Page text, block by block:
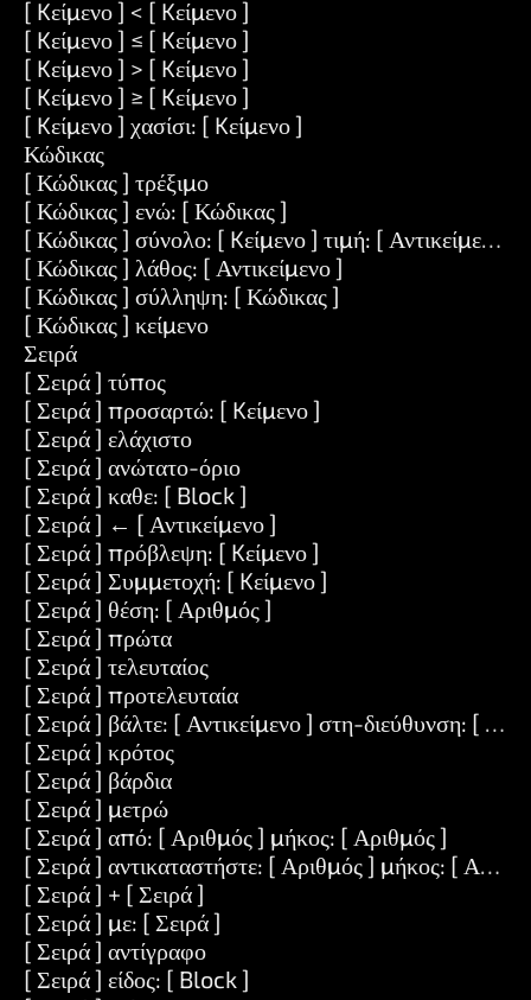
[ Kείμενο ] < [ Kείμενο ]
[ Kείμενο ] ≤ [ Kείμενο ]
[ Kείμενο ] > [ Kείμενο ]
[ Kείμενο ] ≥ [ Kείμενο ]
[ Kείμενο ] χασίσι: [ Kείμενο ]
Κώδικας
[ Κώδικας ] τρέξιμο
[ Κώδικας ] ενώ: [ Κώδικας ]
[ Κώδικας ] σύνολο: [ Kείμενο ] τιμή: [ Αντικείμενο ]
[ Κώδικας ] λάθος: [ Αντικείμενο ]
[ Κώδικας ] σύλληψη: [ Κώδικας ]
[ Κώδικας ] κείμενο
Σειρά
[ Σειρά ] τύπος
[ Σειρά ] προσαρτώ: [ Kείμενο ]
[ Σειρά ] ελάχιστο
[ Σειρά ] ανώτατο-όριο
[ Σειρά ] καθε: [ Block ]
[ Σειρά ] ← [ Αντικείμενο ]
[ Σειρά ] πρόβλεψη: [ Kείμενο ]
[ Σειρά ] Συμμετοχή: [ Kείμενο ]
[ Σειρά ] θέση: [ Αριθμός ]
[ Σειρά ] πρώτα
[ Σειρά ] τελευταίος
[ Σειρά ] προτελευταία
[ Σειρά ] βάλτε: [ Αντικείμενο ] στη-διεύθυνση: [
[ Σειρά ] κρότος
[ Σειρά ] βάρδια
[ Σειρά ] μετρώ
[ Σειρά ] από: [ Αριθμός ] μήκος: [ Αριθμός ]
[ Σειρά ] αντικαταστήστε: [ Αριθμός ] μήκος: [
[ Σειρά ] + [ Σειρά ]
[ Σειρά ] με: [ Σειρά ]
[ Σειρά ] αντίγραφο
[ Σειρά ] είδος: [ Block ]